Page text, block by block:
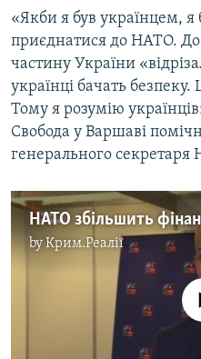
«Якби я був українцем, я
приєднатися до НАТО. До
частину України
українці бачать
Тому я розумію
Свобода у Варшаві
генерального секретаря
byКрим.Реалії
No media